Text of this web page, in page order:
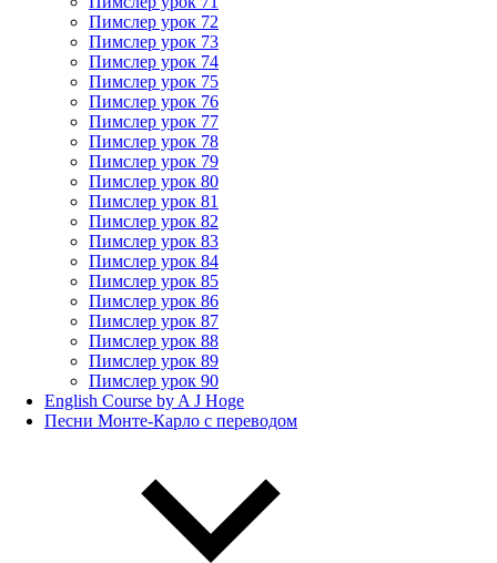
Пимслер урок 72
Пимслер урок 73
Пимслер урок 74
Пимслер урок 75
Пимслер урок 76
Пимслер урок 77
Пимслер урок 78
Пимслер урок 79
Пимслер урок 80
Пимслер урок 81
Пимслер урок 82
Пимслер урок 83
Пимслер урок 84
Пимслер урок 85
Пимслер урок 86
Пимслер урок 87
Пимслер урок 88
Пимслер урок 89
Пимслер урок 90
English Course by A J Hoge
Песни Монте-Карло с переводом